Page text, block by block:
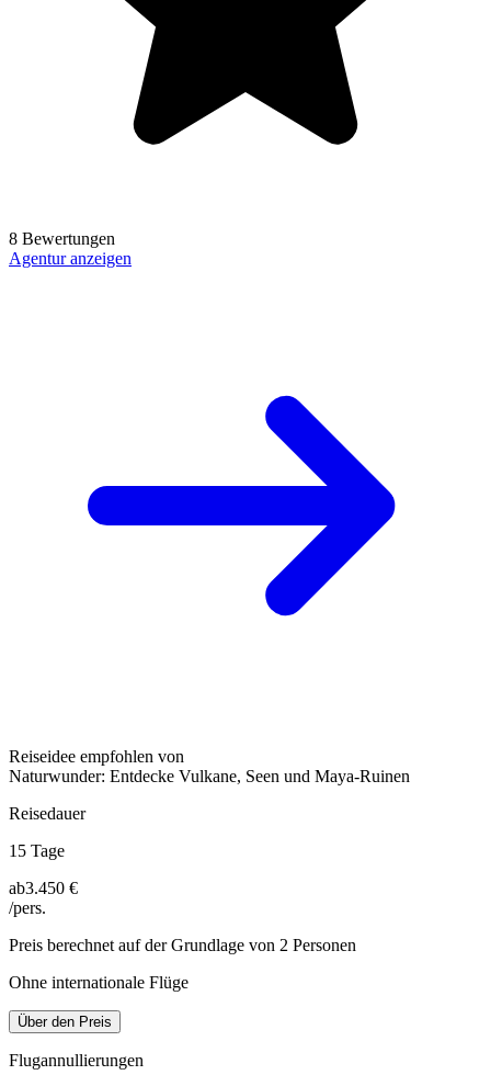
8 Bewertungen
Agentur anzeigen
Reiseidee empfohlen von
Naturwunder: Entdecke Vulkane, Seen und Maya-Ruinen
Reisedauer
15 Tage
ab3.450 €
/pers.
Preis berechnet auf der Grundlage von 2 Personen
Ohne internationale Flüge
Über den Preis
Flugannullierungen